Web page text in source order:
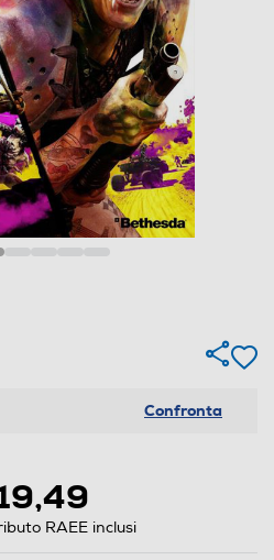
Confronta
RAEE inclusi